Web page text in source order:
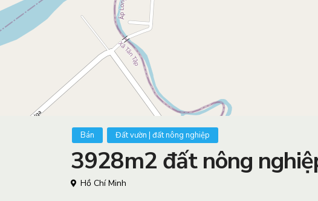
Bán Đất vườn | đất nông nghiệp
3928m2 đất nông
Hồ Chí Minh